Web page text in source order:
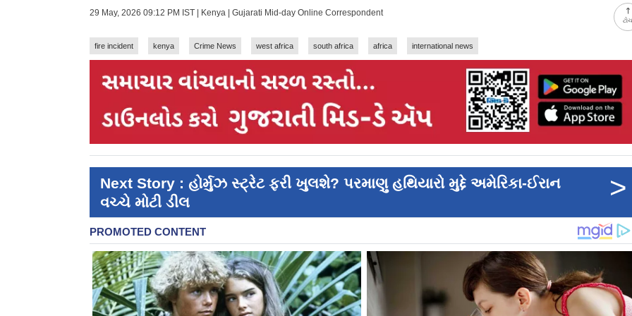
29 May, 2026 09:12 PM IST | Kenya | Gujarati Mid-day Online Correspondent
fire incident kenya Crime News west africa south africa africa international news
Next Story : હોર્મુઝ સ્ટ્રેટ ફરી ખુલશે? પરમાણુ હથિયારો મુદ્દે અમેરિકા-ઈરાન
વચ્ચે મોટી ડીલ
>